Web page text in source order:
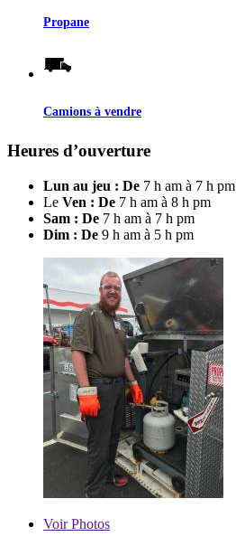
Propane
Camions à vendre
Heures d’ouverture
Lun au jeu : De 7 h am à 7 h pm
Le Ven : De 7 h am à 8 h pm
Sam : De 7 h am à 7 h pm
Dim : De 9 h am à 5 h pm
VoirPhotos